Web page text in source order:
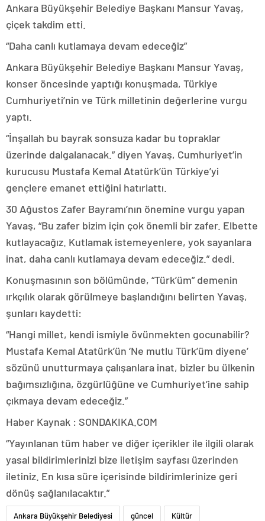
Ankara Büyükşehir Belediye Başkanı Mansur Yavaş,
çiçek takdim etti.
“Daha canlı kutlamaya devam edeceğiz”
Ankara Büyükşehir Belediye Başkanı Mansur Yavaş,
konser öncesinde yaptığı konuşmada, Türkiye
Cumhuriyeti’nin ve Türk milletinin değerlerine vurgu
yaptı.
“İnşallah bu bayrak sonsuza kadar bu topraklar
üzerinde dalgalanacak.” diyen Yavaş, Cumhuriyet’in
kurucusu Mustafa Kemal Atatürk’ün Türkiye’yi
gençlere emanet ettiğini hatırlattı.
30 Ağustos Zafer Bayramı’nın önemine vurgu yapan
Yavaş, “Bu zafer bizim için çok önemli bir zafer. Elbette
kutlayacağız. Kutlamak istemeyenlere, yok sayanlara
inat, daha canlı kutlamaya devam edeceğiz.” dedi.
Konuşmasının son bölümünde, “Türk’üm” demenin
ırkçılık olarak görülmeye başlandığını belirten Yavaş,
şunları kaydetti:
“Hangi millet, kendi ismiyle övünmekten gocunabilir?
Mustafa Kemal Atatürk’ün ‘Ne mutlu Türk’üm diyene’
sözünü unutturmaya çalışanlara inat, bizler bu ülkenin
bağımsızlığına, özgürlüğüne ve Cumhuriyet’ine sahip
çıkmaya devam edeceğiz.”
Haber Kaynak : SONDAKIKA.COM
“Yayınlanan tüm haber ve diğer içerikler ile ilgili olarak
yasal bildirimlerinizi bize iletişim sayfası üzerinden
iletiniz. En kısa süre içerisinde bildirimlerinize geri
dönüş sağlanılacaktır.”
Ankara Büyükşehir Belediyesi güncel Kültür